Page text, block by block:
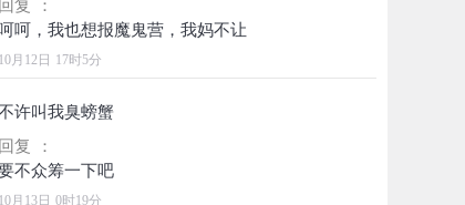
回复 ：
10月12日 17时5分
许叫我臭螃蟹
回复 ：
10月13日 0时19分